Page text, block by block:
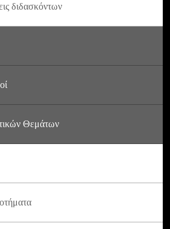
διδασκόντων
Θεμάτων